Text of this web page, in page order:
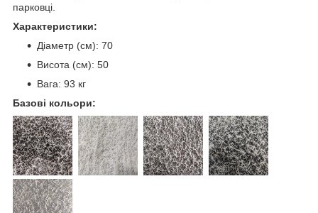
парковці.
Характеристики:
Діаметр (см): 70
Висота (см): 50
Вага: 93 кг
Базові кольори: